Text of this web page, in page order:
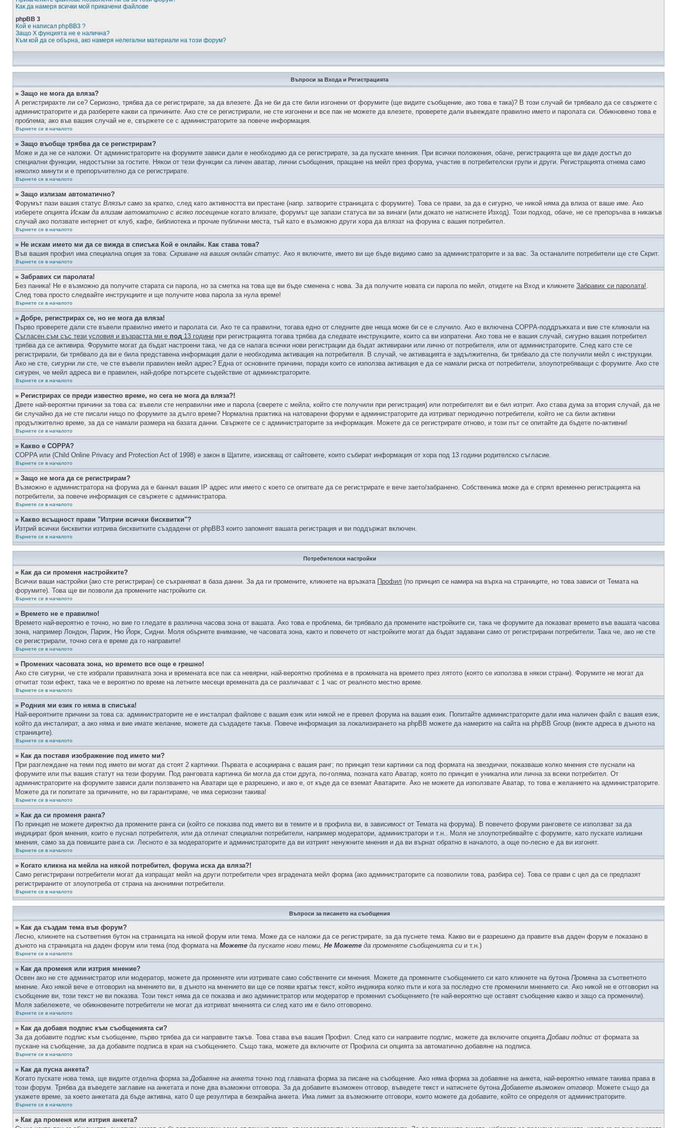
Как да намеря всички мой прикачени файлове
phpBB 3
Кой е написал phpBB3 ?
Защо X фунцията не е налична?
Към кой да се обърна, ако намеря нелегални материали на този форум?
Въпроси за Входа и Регистрацията
» Защо не мога да вляза?
А регистрирахте ли се? Сериозно, трябва да се регистрирате, за да влезете. Да не би да сте били изгонени от форумите (ще видите съобщение, ако това е така)? В този случай би трябвало да се свържете с
администраторите и да разберете какви са причините. Ако сте се регистрирали, не сте изгонени и все пак не можете да влезете, проверете дали въвеждате правилно името и паролата си. Обикновено това е
проблема; ако във вашия случай не е, свържете се с администраторите за повече информация.
Върнете се в началото
» Защо въобще трябва да се регистрирам?
Може и да не се наложи. От администраторите на форумите зависи дали е необходимо да се регистрирате, за да пускате мнения. При всички положения, обаче, регистрацията ще ви даде достъп до
специални функции, недостъпни за гостите. Някои от тези функции са личен аватар, лични съобщения, пращане на мейл през форума, участие в потребителски групи и други. Регистрацията отнема само
няколко минути и е препоръчително да се регистрирате.
Върнете се в началото
» Защо излизам автоматично?
Форумът пази вашия статус Влязъл само за кратко, след като активността ви престане (напр. затворите страницата с форумите). Това се прави, за да е сигурно, че никой няма да влиза от ваше име. Ако
изберете опцията Искам да влизам автоматично с всяко посещение когато влизате, форумът ще запази статуса ви за винаги (или докато не натиснете Изход). Този подход, обаче, не се препоръчва в никакъв
случай ако ползвате интернет от клуб, кафе, библиотека и прочие публични места, тъй като е възможно други хора да влязат на форума с вашия потребител.
Върнете се в началото
» Не искам името ми да се вижда в списъка Кой е онлайн. Как става това?
Във вашия профил има специална опция за това: Скриване на вашия онлайн статус. Ако я включите, името ви ще бъде видимо само за администраторите и за вас. За останалите потребители ще сте Скрит.
Върнете се в началото
» Забравих си паролата!
Без паника! Не е възможно да получите старата си парола, но за сметка на това ще ви бъде сменена с нова. За да получите новата си парола по мейл, отидете на Вход и кликнете Забравих си паролата!.
След това просто следвайте инструкциите и ще получите нова парола за нула време!
Върнете се в началото
» Добре, регистрирах се, но не мога да вляза!
Първо проверете дали сте въвели правилно името и паролата си. Ако те са правилни, тогава едно от следните две неща може би се е случило. Ако е включена COPPA-поддръжката и вие сте кликнали на
Съгласен съм със тези условия и възрастта ми е под 13 години при регистрацията тогава трябва да следвате инструкциите, които са ви изпратени. Ако това не е вашия случай, сигурно вашия потребител
трябва да се активира. Форумите могат да бъдат настроени така, че да се налага всички нови регистрации да бъдат активирани или лично от потребителя, или от администраторите. След като сте се
регистрирали, би трябвало да ви е била представена информация дали е необходима активация на потребителя. В случай, че активацията е задължителна, би трябвало да сте получили мейл с инструкции.
Ако не сте, сигурни ли сте, че сте въвели правилен мейл адрес? Една от основните причини, поради които се използва активация е да се намали риска от потребители, злоупотребяващи с форумите. Ако сте
сигурен, че мейл адреса ви е правилен, най-добре потърсете съдействие от администраторите.
Върнете се в началото
» Регистрирах се преди известно време, но сега не мога да вляза?!
Двете най-вероятни причини за това са: въвели сте неправилни име и парола (сверете с мейла, който сте получили при регистрация) или потребителят ви е бил изтрит. Ако става дума за втория случай, да не
би случайно да не сте писали нищо по форумите за дълго време? Нормална практика на натоварени форуми е администраторите да изтриват периодично потребители, който не са били активни
продължително време, за да се намали размера на базата данни. Свържете се с администраторите за информация. Можете да се регистрирате отново, и този път се опитайте да бъдете по-активни!
Върнете се в началото
» Какво е COPPA?
COPPA или (Child Online Privacy and Protection Act of 1998) е закон в Щатите, изискващ от сайтовете, които събират информация от хора под 13 години родителско съгласие.
Върнете се в началото
» Защо не мога да се регистрирам?
Възможно е администратора на форума да е баннал вашия IP адрес или името с което се опитвате да се регистрирате е вече заето/забранено. Собственика може да е спрял временно регистрацията на
потребители, за повече информация се свържете с администратора.
Върнете се в началото
» Какво всъщност прави "Изтрии всички бисквитки"?
Изтрий всички бисквитки изтрива бисквитките създадени от phpBB3 които запомнят вашата регистрация и ви поддържат включен.
Върнете се в началото
Потребителски настройки
» Как да си променя настройките?
Всички ваши настройки (ако сте регистриран) се съхраняват в база данни. За да ги промените, кликнете на връзката Профил (по принцип се намира на върха на страниците, но това зависи от Темата на
форумите). Това ще ви позволи да промените настройките си.
Върнете се в началото
» Времето не е правилно!
Времето най-вероятно е точно, но вие го гледате в различна часова зона от вашата. Ако това е проблема, би трябвало да промените настройките си, така че форумите да показват времето във вашата часова
зона, например Лондон, Париж, Ню Йорк, Сидни. Моля обърнете внимание, че часовата зона, както и повечето от настройките могат да бъдат задавани само от регистрирани потребители. Така че, ако не сте
се регистрирали, точно сега е време да го направите!
Върнете се в началото
» Промених часовата зона, но времето все още е грешно!
Ако сте сигурни, че сте избрали правилната зона и времената все пак са невярни, най-вероятно проблема е в промяната на времето през лятото (която се използва в някои страни). Форумите не могат да
отчитат този ефект, така че е вероятно по време на летните месеци времената да се различават с 1 час от реалното местно време.
Върнете се в началото
» Родния ми език го няма в списъка!
Най-вероятните причини за това са: администраторите не е инсталрал файлове с вашия език или никой не е превел форума на вашия език. Попитайте администраторите дали има наличен файл с вашия език,
който да инсталират, а ако няма и вие имате желание, можете да създадете такъв. Повече информация за локализирането на phpBB можете да намерите на сайта на phpBB Group (вижте адреса в дъното на
страниците).
Върнете се в началото
» Как да поставя изображение под името ми?
При разглеждане на теми под името ви могат да стоят 2 картинки. Първата е асоциирана с вашия ранг; по принцип тези картинки са под формата на звездички, показваше колко мнения сте пуснали на
форумите или пък вашия статут на тези форуми. Под ранговата картинка би могла да стои друга, по-голяма, позната като Аватар, която по принцип е уникална или лична за всеки потребител. От
администраторите на форумите зависи дали ползването на Аватари ще е разрешено, и ако е, от къде да се вземат Аватарите. Ако не можете да използвате Аватар, то това е желанието на администраторите.
Можете да ги попитате за причините, но ви гарантираме, че има сериозни такива!
Върнете се в началото
» Как да си променя ранга?
По принцип не можете директно да промените ранга си (който се показва под името ви в темите и в профила ви, в зависимост от Темата на форума). В повечето форуми ранговете се използват за да
индицират броя мнения, които е пуснал потребителя, или да отличат специални потребители, например модератори, администратори и т.н.. Моля не злоупотребявайте с форумите, като пускате излишни
мнения, само за да повишите ранга си. Лесното е за модераторите и администраторите да ви изтрият ненужните мнения и да ви върнат обратно в началото, а още по-лесно е да ви изгонят.
Върнете се в началото
» Когато кликна на мейла на някой потребител, форума иска да вляза?!
Само регистрирани потребители могат да изпращат мейл на други потребители чрез вградената мейл форма (ако администраторите са позволили това, разбира се). Това се прави с цел да се предпазят
регистрираните от злоупотреба от страна на анонимни потребители.
Върнете се в началото
Въпроси за писането на съобщения
» Как да създам тема във форум?
Лесно, кликнете на съответния бутон на страницата на някой форум или тема. Може да се наложи да се регистрирате, за да пуснете тема. Какво ви е разрешено да правите във даден форум е показано в
дъното на страницата на даден форум или тема (под формата на Можете да пускате нови теми, Не Можете да променяте съобщенията си и т.н.)
Върнете се в началото
» Как да променя или изтрия мнение?
Освен ако не сте администратор или модератор, можете да променяте или изтривате само собствените си мнения. Можете да промените съобщението си като кликнете на бутона Промяна за съответното
мнение. Ако някой вече е отговорил на мнението ви, в дъното на мнението ви ще се появи кратък текст, който индикира колко пъти и кога за последно сте променили мнението си. Ако никой не е отговорил на
съобщение ви, този текст не ви показва. Този текст няма да се показва и ако администратор или модератор е променил съобщението (те най-вероятно ще оставят съобщение какво и защо са променили).
Моля забележете, че обикновените потребители не могат да изтриват мненията си след като им е било отговорено.
Върнете се в началото
» Как да добавя подпис към съобщенията си?
За да добавите подпис към съобщение, първо трябва да си направите такъв. Това става във вашия Профил. След като си направите подпис, можете да включите опциятаДобави подпис от формата за
пускане на съобщение, за да добавите подписа в края на съобщението. Също така, можете да включите от Профила си опцията за автоматично добавяне на подписа.
Върнете се в началото
» Как да пусна анкета?
Когато пускате нова тема, ще видите отделна форма заДобавяне на анкета точно под главната форма за писане на съобщение. Ако няма форма за добавяне на анкета, най-вероятно нямате такива права в
този форум. Трябва да въведете заглавие на анкетата и поне два възможни отговора. За да добавите възможен отговор, въведете текст и натиснете бутонаДобавете възможен отговор. Можете също да
укажете време, за което анкетата да бъде активна, като 0 ще резултира в безкрайна анкета. Има лимит за възможните отговори, които можете да добавите, който се определя от администраторите.
Върнете се в началото
» Как да променя или изтрия анкета?